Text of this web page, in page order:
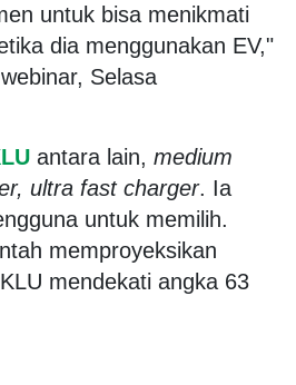
untuk bisa menikmati
dia menggunakan EV,"
Selasa
antara lain, medium
ultra fast charger. Ia
untuk memilih.
memproyeksikan
mendekati angka 63